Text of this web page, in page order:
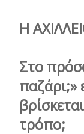
Η
Στο
παζάρι;»
τρόπο;